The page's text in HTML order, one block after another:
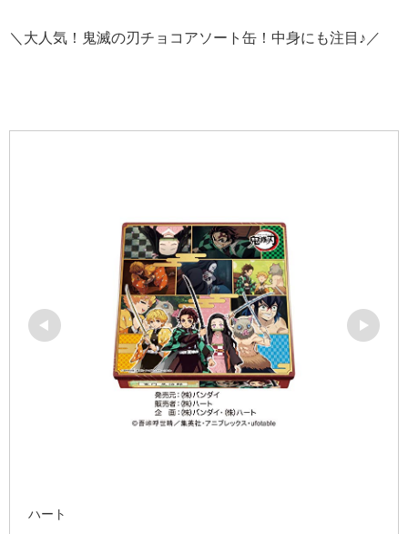
＼大人気！鬼滅の刃チョコアソート缶！中身にも注目♪／
ハート